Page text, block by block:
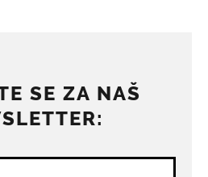
SE ZA NAŠ